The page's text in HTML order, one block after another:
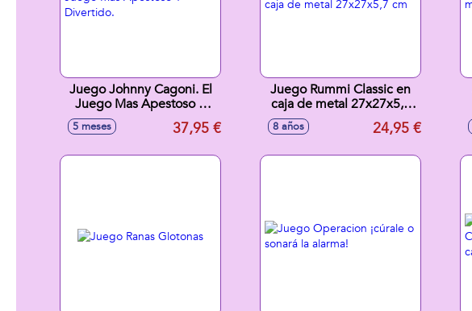
Juego Johnny Cagoni. El
Juego Mas Apestoso Y
Divertido.
5 meses 37,95 €
Juego Rummi Classic en
caja de metal 27x27x5,7
8 años 24,95 €